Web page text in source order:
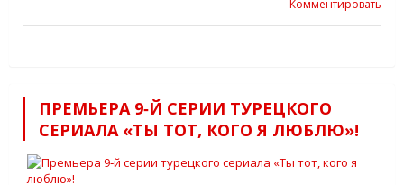
Комментировать
ПРЕМЬЕРА 9‑Й СЕРИИ ТУРЕЦКОГО
СЕРИАЛА «ТЫ ТОТ, КОГО Я ЛЮБЛЮ»!